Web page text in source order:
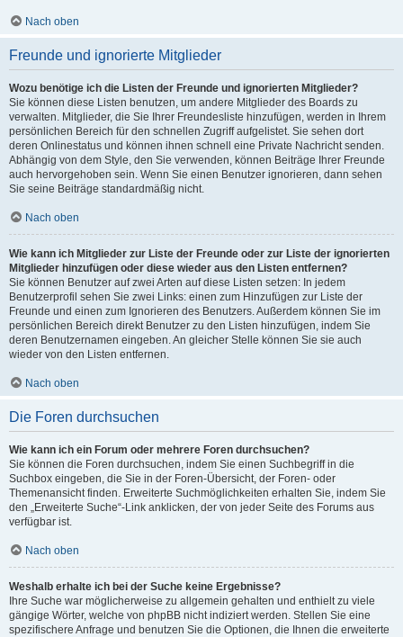
Nach oben
Freunde und ignorierte Mitglieder
Wozu benötige ich die Listen der Freunde und ignorierten Mitglieder?
Sie können diese Listen benutzen, um andere Mitglieder des Boards zu
verwalten. Mitglieder, die Sie Ihrer Freundesliste hinzufügen, werden in Ihrem
persönlichen Bereich für den schnellen Zugriff aufgelistet. Sie sehen dort
deren Onlinestatus und können ihnen schnell eine Private Nachricht senden.
Abhängig von dem Style, den Sie verwenden, können Beiträge Ihrer Freunde
auch hervorgehoben sein. Wenn Sie einen Benutzer ignorieren, dann sehen
Sie seine Beiträge standardmäßig nicht.
Nach oben
Wie kann ich Mitglieder zur Liste der Freunde oder zur Liste der ignorierten
Mitglieder hinzufügen oder diese wieder aus den Listen entfernen?
Sie können Benutzer auf zwei Arten auf diese Listen setzen: In jedem
Benutzerprofil sehen Sie zwei Links: einen zum Hinzufügen zur Liste der
Freunde und einen zum Ignorieren des Benutzers. Außerdem können Sie im
persönlichen Bereich direkt Benutzer zu den Listen hinzufügen, indem Sie
deren Benutzernamen eingeben. An gleicher Stelle können Sie sie auch
wieder von den Listen entfernen.
Nach oben
Die Foren durchsuchen
Wie kann ich ein Forum oder mehrere Foren durchsuchen?
Sie können die Foren durchsuchen, indem Sie einen Suchbegriff in die
Suchbox eingeben, die Sie in der Foren-Übersicht, der Foren- oder
Themenansicht finden. Erweiterte Suchmöglichkeiten erhalten Sie, indem Sie
den „Erweiterte Suche“-Link anklicken, der von jeder Seite des Forums aus
verfügbar ist.
Nach oben
Weshalb erhalte ich bei der Suche keine Ergebnisse?
Ihre Suche war möglicherweise zu allgemein gehalten und enthielt zu viele
gängige Wörter, welche von phpBB nicht indiziert werden. Stellen Sie eine
spezifischere Anfrage und benutzen Sie die Optionen, die Ihnen die erweiterte